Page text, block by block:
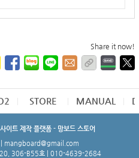
Share it now!
STORE MANUAL
이트 제작 플랫폼 - 망보드 스토어
| mangboard@gmail.com
20, 306-B55호 | 010-4639-2684